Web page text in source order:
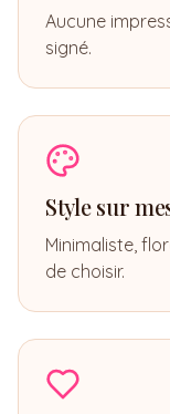
Aucune
signé.
Style sur
Minimaliste,
de choisir.